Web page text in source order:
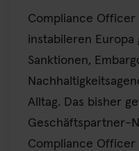
Compliance Officer
instabileren
Sanktionen,
Alltag. Das bisher
Geschäftspartner-
Compliance